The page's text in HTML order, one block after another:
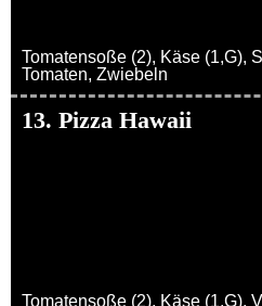
Tomatensoße (2), Käse (1,G),
Tomaten, Zwiebeln
13. Pizza Hawaii
Tomatensoße (2), Käse (1,G),